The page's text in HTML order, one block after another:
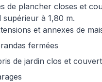
de plancher closes et
supérieur à 1,80 m.
et annexes de
fermées
de jardin clos et